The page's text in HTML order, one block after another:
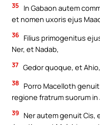
35
In Gabaon autem
et nomen uxoris ejus
36 Filius primogenitus
Ner, et Nadab,
37 Gedor quoque, et
38
Porro Macelloth
regione fratrum suorum
39
Ner autem genuit Cis,